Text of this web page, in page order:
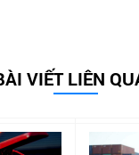
VIẾT LIÊN